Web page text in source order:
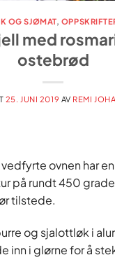
OG SJØMAT,
med
ostebrød
25. JUNI 2019 AV REMI
vedfyrte ovnen har
på rundt 450
tilstede.
og sjalottløk i
inn i glørne for å